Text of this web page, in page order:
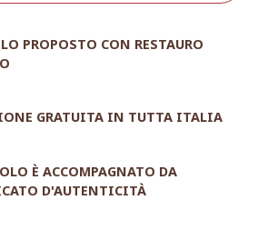
PROPOSTO CON RESTAURO
GRATUITA IN TUTTA ITALIA
È ACCOMPAGNATO DA
D'AUTENTICITÀ